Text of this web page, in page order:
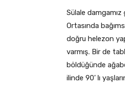
Sülale
Ortasında
doğru helezon
varmış. Bir de
böldüğünde
ilinde 90’ lı